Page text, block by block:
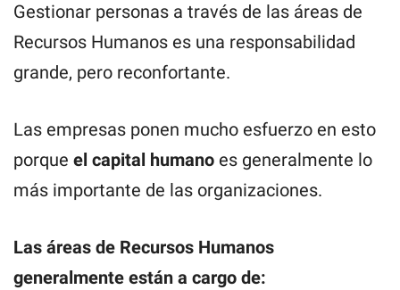
Gestionar personas a través de las áreas de
Recursos Humanos es una responsabilidad
grande, pero reconfortante.
Las empresas ponen mucho esfuerzo en esto
porque el capital humano es generalmente lo
más importante de las organizaciones.
Las áreas de Recursos Humanos
generalmente están a cargo de: